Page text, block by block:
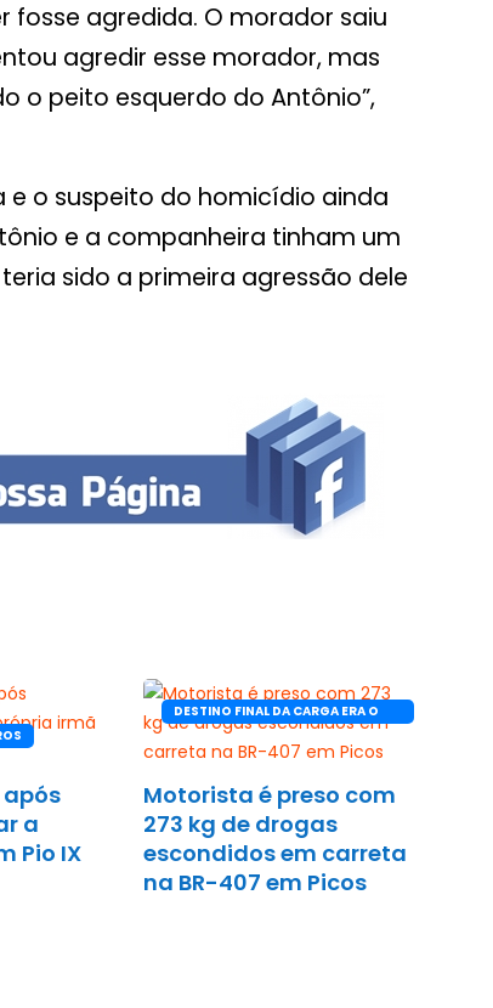
agredida. O morador saiu
agredir esse morador, mas
o peito esquerdo do Antônio”,
e o suspeito do homicídio ainda
e a companheira tinham um
sido a primeira agressão dele
após
a
Pio IX
DESTINO FINAL DA CARGA ERA O
Motorista é preso com
273 kg de drogas
escondidos em carreta
na BR-407 em Picos